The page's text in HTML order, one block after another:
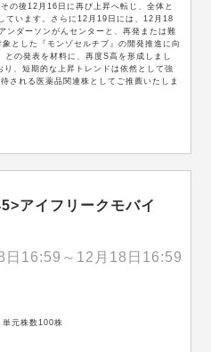
の後12月16日に再び上昇へ転じ、全体と
ています。さらに12月19日には、12月18
ンダーソンがんセンターと、再発または難
とした『モンゾセルチブ』の開発推進に向
の発表を材料に、再度S高を形成しまし
、短期的な上昇トレンドは依然として強
される医薬品関連株としてご推薦いたしま
アイフリークモバイ
日16:59～12月18日16:59
元株数100株